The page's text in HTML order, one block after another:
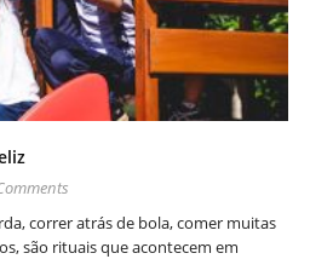
correr atrás de bola, comer muitas
são rituais que acontecem em